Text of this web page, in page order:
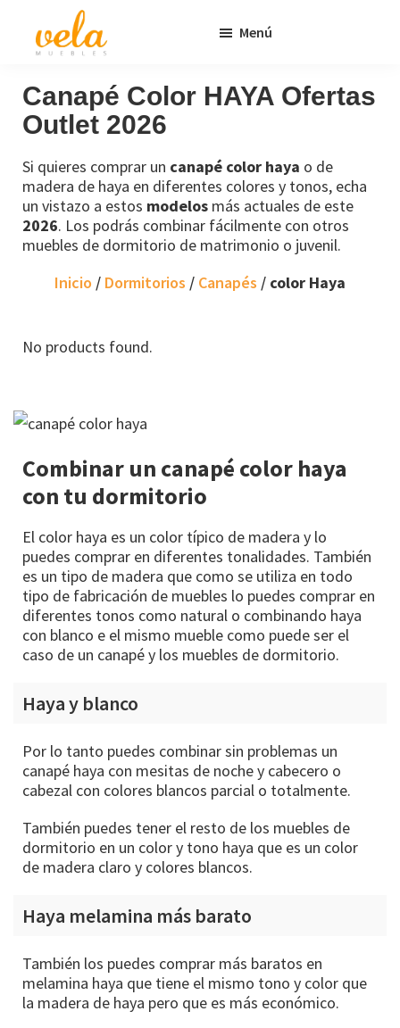
principal
página
Muebles
Baratos
Online
Outlet
Menú
Canapé Color HAYA Ofertas
Outlet 2026
Si quieres comprar un canapé color haya o de
madera de haya en diferentes colores y tonos, echa
un vistazo a estos modelos más actuales de este
2026. Los podrás combinar fácilmente con otros
muebles de dormitorio de matrimonio o juvenil.
Inicio / Dormitorios / Canapés / color Haya
No products found.
Combinar un canapé color haya
con tu dormitorio
El color haya es un color típico de madera y lo
puedes comprar en diferentes tonalidades. También
es un tipo de madera que como se utiliza en todo
tipo de fabricación de muebles lo puedes comprar en
diferentes tonos como natural o combinando haya
con blanco e el mismo mueble como puede ser el
caso de un canapé y los muebles de dormitorio.
Haya y blanco
Por lo tanto puedes combinar sin problemas un
canapé haya con mesitas de noche y cabecero o
cabezal con colores blancos parcial o totalmente.
También puedes tener el resto de los muebles de
dormitorio en un color y tono haya que es un color
de madera claro y colores blancos.
Haya melamina más barato
También los puedes comprar más baratos en
melamina haya que tiene el mismo tono y color que
la madera de haya pero que es más económico.